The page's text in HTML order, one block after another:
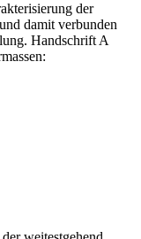
der
damit verbunden
Handschrift A